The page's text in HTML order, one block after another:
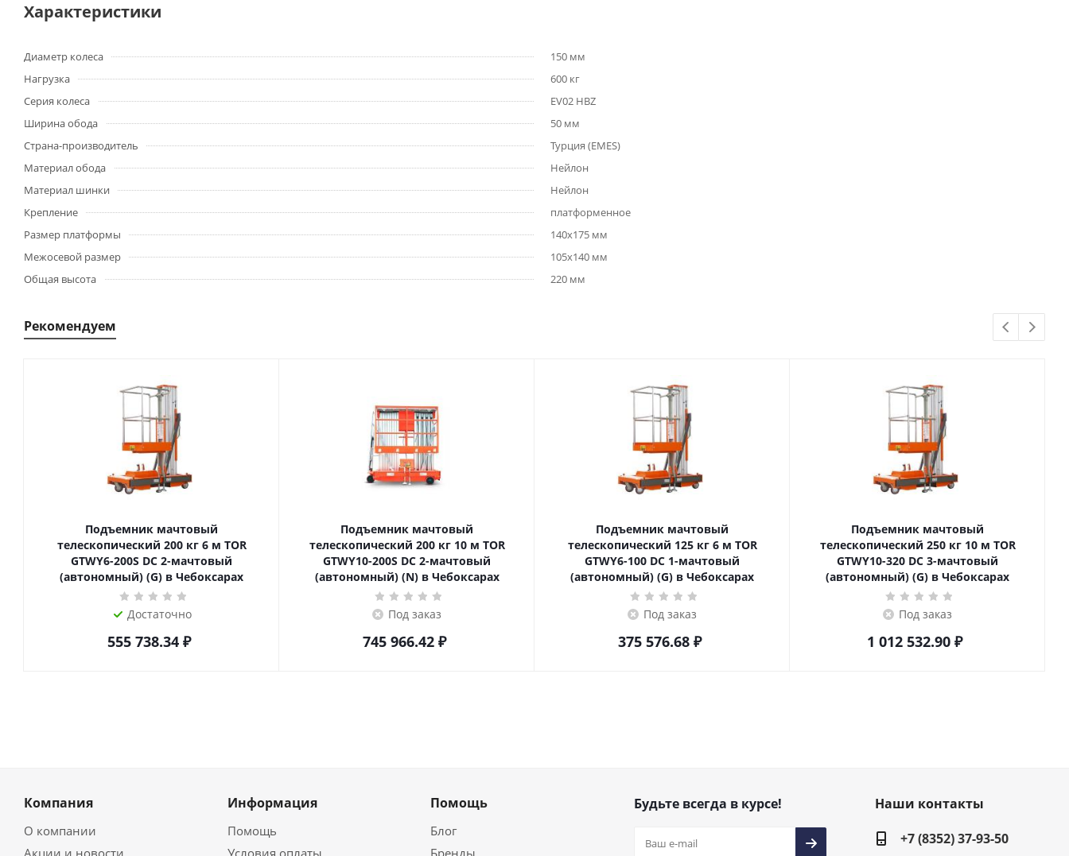
Характеристики
Диаметр колеса
150 мм
Нагрузка
600 кг
Серия колеса
EV02 HBZ
Ширина обода
50 мм
Страна-производитель
Турция (EMES)
Материал обода
Нейлон
Материал шинки
Нейлон
Крепление
платформенное
Размер платформы
140x175 мм
Межосевой размер
105x140 мм
Общая высота
220 мм
Рекомендуем
Подъемник мачтовый
телескопический 200 кг 6 м TOR
GTWY6-200S DC 2-мачтовый
(автономный) (G) в Чебоксарах
Достаточно
555 738.34₽
Подъемник мачтовый
телескопический 200 кг 10 м TOR
GTWY10-200S DC 2-мачтовый
(автономный) (N) в Чебоксарах
Под заказ
745 966.42₽
Подъемник мачтовый
телескопический 125 кг 6 м TOR
GTWY6-100 DC 1-мачтовый
(автономный) (G) в Чебоксарах
Под заказ
375 576.68₽
Подъемник мачтовый
телескопический 250 кг 10 м TOR
GTWY10-320 DC 3-мачтовый
(автономный) (G) в Чебоксарах
Под заказ
1 012 532.90 ₽
Компания
О компании
Акции и новости
Информация
Помощь
Условия оплаты
Помощь
Блог
Бренды
Будьте всегда в курсе!
Наши контакты
+7 (8352) 37-93-50